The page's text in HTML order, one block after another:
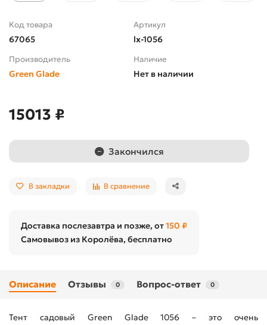
Код товара
67065
Артикул
lx-1056
Производитель
Green Glade
Наличие
Нет в наличии
15013 ₽
Закончился
В закладки В сравнение
Доставка послезавтра и позже, от150 ₽
Самовывоз из Королёва, бесплатно
Описание Отзывы 0 Вопрос-ответ 0
Тент садовый Green Glade 1056 – это очень